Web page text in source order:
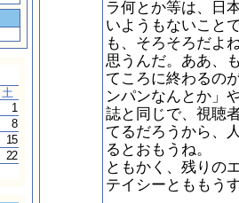
土
1
8
15
22
ラ何とか等は、日
いようもないこと
も、そろそろだよ
思うんだ。ああ、
てころに終わるの
ンパンなんとか」
誌と同じで、視聴
てるだろうから、
るとおもうね。
ともかく、残りの
テイシーとももう